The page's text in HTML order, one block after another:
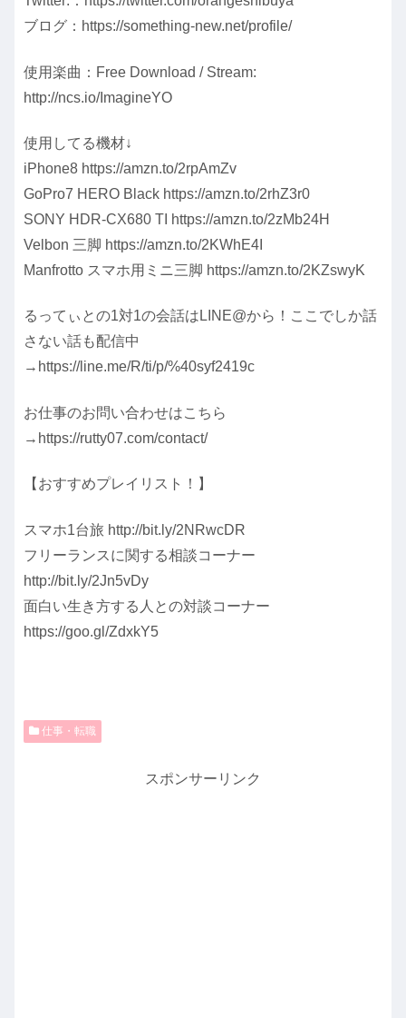
ブログ：https://something-new.net/profile/
使用楽曲：Free Download / Stream:
http://ncs.io/ImagineYO
使用してる機材↓
iPhone8 https://amzn.to/2rpAmZv
GoPro7 HERO Black https://amzn.to/2rhZ3r0
SONY HDR-CX680 TI https://amzn.to/2zMb24H
Velbon 三脚 https://amzn.to/2KWhE4I
Manfrotto スマホ用ミニ三脚 https://amzn.to/2KZswyK
るってぃとの1対1の会話はLINE@から！ここでしか話
さない話も配信中
→https://line.me/R/ti/p/%40syf2419c
お仕事のお問い合わせはこちら
→https://rutty07.com/contact/
【おすすめプレイリスト！】
スマホ1台旅 http://bit.ly/2NRwcDR
フリーランスに関する相談コーナー
http://bit.ly/2Jn5vDy
面白い生き方する人との対談コーナー
https://goo.gl/ZdxkY5
仕事・転職
スポンサーリンク